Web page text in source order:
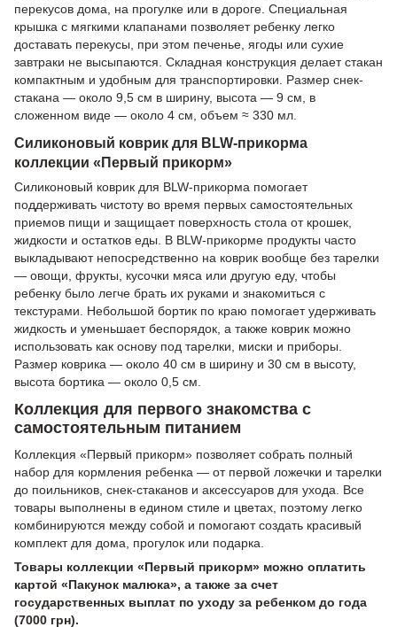
перекусов дома, на прогулке или в дороге. Специальная
крышка с мягкими клапанами позволяет ребенку легко
доставать перекусы, при этом печенье, ягоды или сухие
завтраки не высыпаются. Складная конструкция делает стакан
компактным и удобным для транспортировки. Размер снек-
стакана — около 9,5 см в ширину, высота — 9 см, в
сложенном виде — около 4 см, объем ≈ 330 мл.
Силиконовый коврик для BLW-прикорма
коллекции «Первый прикорм»
Силиконовый коврик для BLW-прикорма помогает
поддерживать чистоту во время первых самостоятельных
приемов пищи и защищает поверхность стола от крошек,
жидкости и остатков еды. В BLW-прикорме продукты часто
выкладывают непосредственно на коврик вообще без тарелки
— овощи, фрукты, кусочки мяса или другую еду, чтобы
ребенку было легче брать их руками и знакомиться с
текстурами. Небольшой бортик по краю помогает удерживать
жидкость и уменьшает беспорядок, а также коврик можно
использовать как основу под тарелки, миски и приборы.
Размер коврика — около 40 см в ширину и 30 см в высоту,
высота бортика — около 0,5 см.
Коллекция для первого знакомства с
самостоятельным питанием
Коллекция «Первый прикорм» позволяет собрать полный
набор для кормления ребенка — от первой ложечки и тарелки
до поильников, снек-стаканов и аксессуаров для ухода. Все
товары выполнены в едином стиле и цветах, поэтому легко
комбинируются между собой и помогают создать красивый
комплект для дома, прогулок или подарка.
Товары коллекции «Первый прикорм» можно оплатить
картой «Пакунок малюка», а также за счет
государственных выплат по уходу за ребенком до года
(7000 грн).